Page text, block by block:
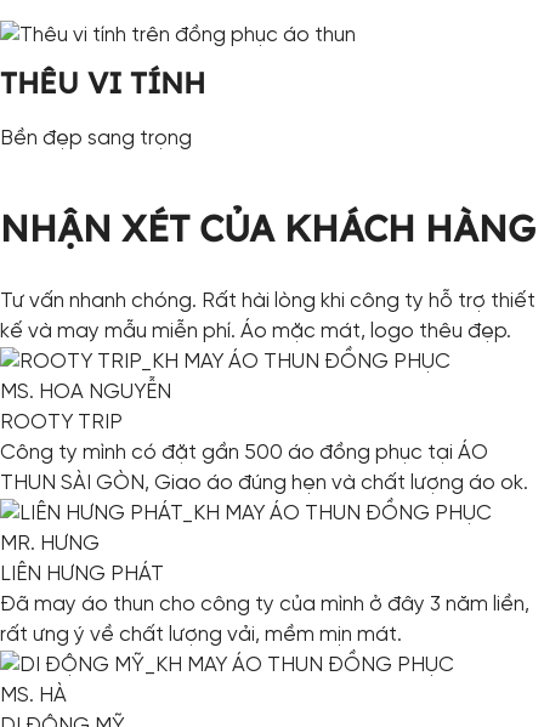
THÊU VI TÍNH
Bền đẹp sang trọng
NHẬN XÉT CỦA KHÁCH HÀNG
Tư vấn nhanh chóng. Rất hài lòng khi công ty hỗ trợ thiết
kế và may mẫu miễn phí. Áo mặc mát, logo thêu đẹp.
MS. HOA NGUYỄN
ROOTY TRIP
Công ty mình có đặt gần 500 áo đồng phục tại ÁO
THUN SÀI GÒN, Giao áo đúng hẹn và chất lượng áo ok.
MR. HƯNG
LIÊN HƯNG PHÁT
Đã may áo thun cho công ty của mình ở đây 3 năm liền,
rất ưng ý về chất lượng vải, mềm mịn mát.
MS. HÀ